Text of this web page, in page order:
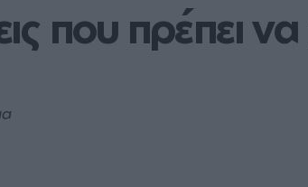
που πρέπει